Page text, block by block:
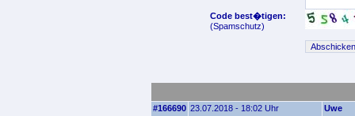
Code best�tigen:
(Spamschutz)
#166690 23.07.2018 - 18:02 Uhr Uwe